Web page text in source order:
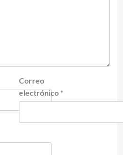
Correo
electrónico *